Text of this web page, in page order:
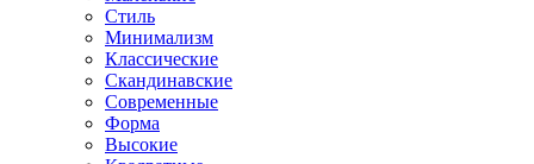
Стиль
Минимализм
Классические
Скандинавские
Современные
Форма
Высокие